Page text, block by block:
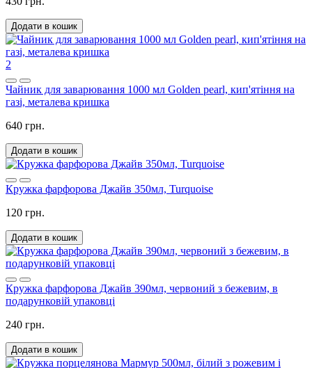
Додати в кошик
2
Чайник для заварювання 1000 мл Golden pearl, кип'ятіння на
газі, металева кришка
640 грн.
Додати в кошик
Кружка фарфорова Джайв 350мл, Turquoise
120 грн.
Додати в кошик
Кружка фарфорова Джайв 390мл, червоний з бежевим, в
подарунковій упаковці
240 грн.
Додати в кошик